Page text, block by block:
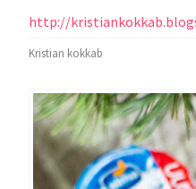
Kristian kokkab